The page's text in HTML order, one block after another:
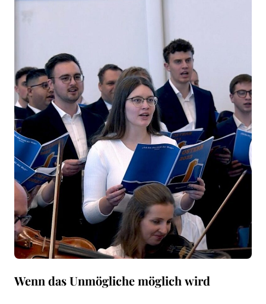
Wenn das Unmögliche möglich wird